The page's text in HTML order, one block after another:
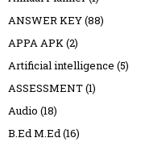
ANSWER KEY(88)
APPA APK(2)
Artificial intelligence (5)
ASSESSMENT(1)
Audio (18)
B.Ed M.Ed(16)